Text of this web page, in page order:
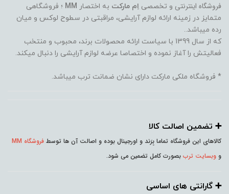
فروشگاه اینترنتی و تخصصی اِم مارکت به اختصار MM ؛ فروشگاهی
متمایز در زمینه ارائه لوازم آرایشی، مراقبتی در سطوح لوکس و میان
رده میباشد..
که از سال 1399 با سیاست ارائه محصولات برند، محبوب و منتخب
فعالیتش را آغاز نموده و اختصاصا عرضه لوازم آرایشی را دنبال میکند.
* فروشگاه ملکی مارکت دارای نشان ضمانت ترب میباشد.
➕️ تضمین اصالت کالا
کالاهای این فروشگاه تماما بِرَند و اورجینال بوده و اصالت آن ها توسط فروشگاه MM
و وبسایت ترب بصورت کامل تضمین می شود.
➕️ گارانتی های اساسی